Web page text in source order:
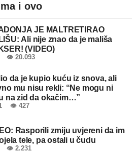
i ovo
JE MALTRETIRAO
Ali nije znao da je mališa
(VIDEO)
👁 20.093
da je kupio kuću iz snova, ali
mu nisu rekli: “Ne mogu ni
na zid da okačim…”
👁 427
Rasporili zmiju uvjereni da im
tele, pa ostali u čudu
👁 2.231